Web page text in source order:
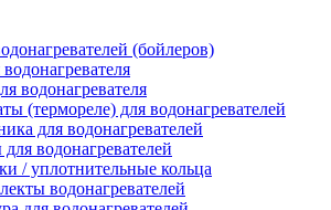
(бойлеров)
водонагревателя
(термореле) для водонагревателей
для водонагревателей
водонагревателей
/ уплотнительные кольца
водонагревателей